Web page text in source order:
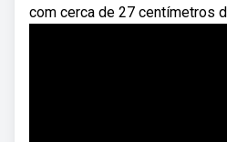
com cerca de 27 centímetros